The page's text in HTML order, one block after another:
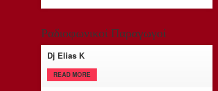
Ραδιοφωνικοί Παραγωγοί
Dj Elias K
READ MORE